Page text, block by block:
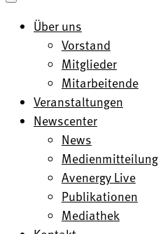
Über uns
Vorstand
Mitglieder
Mitarbeitende
Veranstaltungen
Newscenter
News
Avenergy Live
Publikationen
Mediathek